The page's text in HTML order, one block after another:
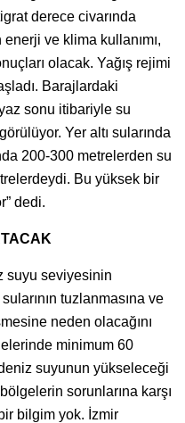
derece civarında
enerji ve klima kullanımı,
olacak. Yağış rejimi
Barajlardaki
sonu itibariyle su
Yer altı sularında
200-300 metrelerden su
Bu yüksek bir
dedi.
suyu seviyesinin
tuzlanmasına ve
neden olacağını
minimum 60
suyunun yükseleceği
sorunlarına karşı
bilgim yok. İzmir